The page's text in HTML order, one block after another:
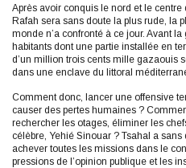
Après avoir conquis le nord et le
Rafah sera sans doute la plus rude, la
monde n’a confronté à ce jour. Avant
habitants dont une partie installée en
d’un million trois cents mille gazaouis
dans une enclave du littoral
Comment donc, lancer une offensive
causer des pertes humaines ?
rechercher les otages, éliminer les
célèbre, Yehié Sinouar ? Tsahal a
achever toutes les missions dans le
pressions de l’opinion publique et les